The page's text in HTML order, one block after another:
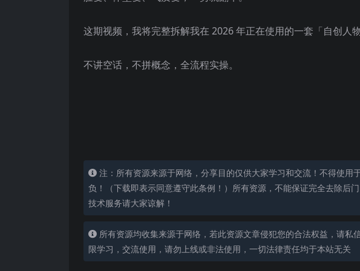
这期视频，我将完整拆解我在 2026 年正在使用的一套「自创人
不讲空话，不拼概念，全流程实操。
注：所有资源来源于网络，分享目的仅供大家学习和交流！不得使用
负！（下载即表示同意遵守此条例！）所有资源，不能保证完全去除后
技术服务请大家谅解！
所有资源均收集来源于网络，若此资源文章侵犯您的合法权益，请私
限学习，交流使用，请勿上线或非法使用，一切法律责任均于本站无关